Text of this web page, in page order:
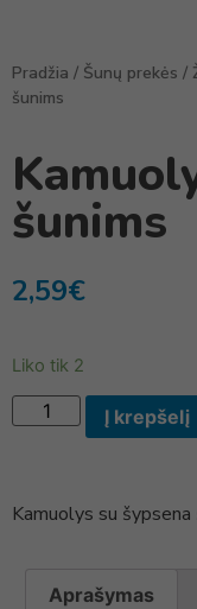
Pradžia / Šunų prekės /
šunims
šunims
2,59€
Liko tik 2
Į krepšelį
Kamuolys su šypsena
Aprašymas